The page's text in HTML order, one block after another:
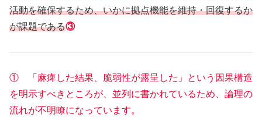
活動を確保するため、いかに拠点機能を維持・回復するか
が課題である③
① 「麻痺した結果、脆弱性が露呈した」という因果構造
を明示すべきところが、並列に書かれているため、論理の
流れが不明瞭になっています。